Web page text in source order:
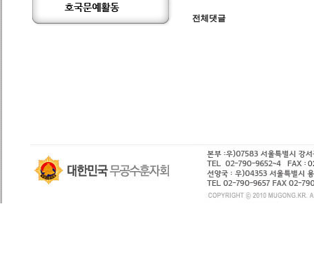
전체댓글